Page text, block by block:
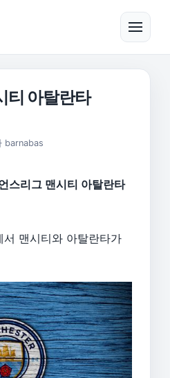
메뉴
티 아탈란타
8월 1일
barnabas
리그 맨시티 아탈란타
맨시티와 아탈란타가